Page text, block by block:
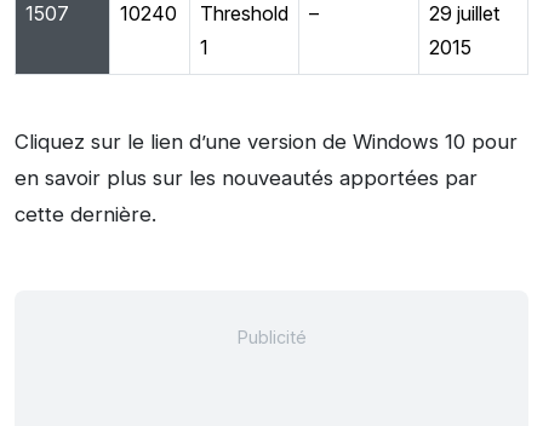
1507 10240
Threshold
1
–
29 juillet
2015
Cliquez sur le lien d’une version de Windows 10 pour
en savoir plus sur les nouveautés apportées par
cette dernière.